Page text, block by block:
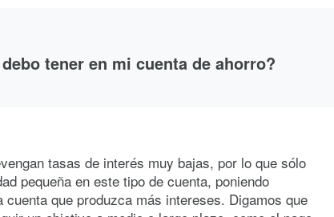
tener en mi cuenta de ahorro?
y seis meses de sus gastos de manutención. Esta
a sustituir temporalmente sus ingresos en el peor de los
tasas de interés muy bajas, por lo que sólo
pequeña en este tipo de cuenta, poniendo
que produzca más intereses. Digamos que